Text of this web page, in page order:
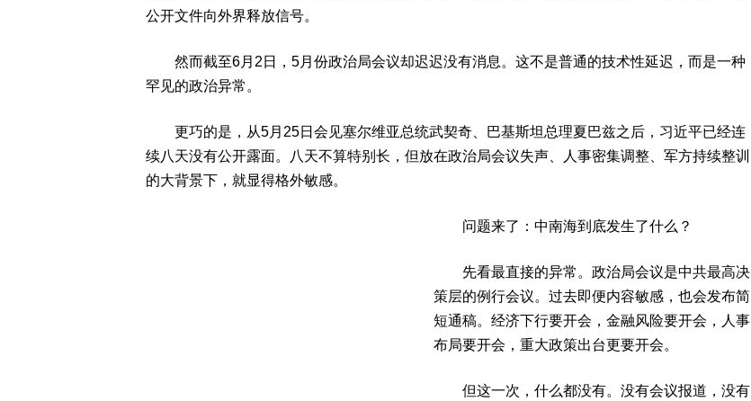
公开文件向外界释放信号。
然而截至6月2日，5月份政治局会议却迟迟没有消息。这不是普通的技术性延迟，而是一种
罕见的政治异常。
更巧的是，从5月25日会见塞尔维亚总统武契奇、巴基斯坦总理夏巴兹之后，习近平已经连
续八天没有公开露面。八天不算特别长，但放在政治局会议失声、人事密集调整、军方持续整训
的大背景下，就显得格外敏感。
问题来了：中南海到底发生了什么？
先看最直接的异常。政治局会议是中共最高决
策层的例行会议。过去即便内容敏感，也会发布简
短通稿。经济下行要开会，金融风险要开会，人事
布局要开会，重大政策出台更要开会。
但这一次，什么都没有。没有会议报道，没有